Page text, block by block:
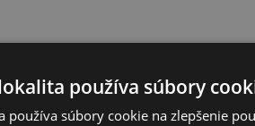
používa súbory
používa súbory cookie na zlepšenie